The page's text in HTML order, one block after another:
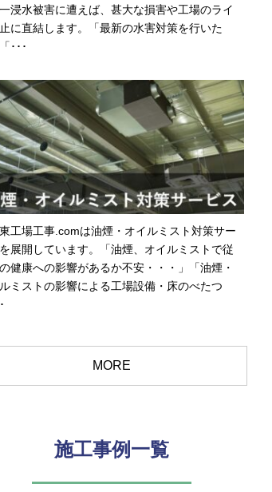
浸水被害に遭えば、甚大な損害や工場のライ
に直結します。「最新の水害対策を行いた
･･･
工場工事.comは油煙・オイルミスト対策サー
展開しています。「油煙、オイルミストで従
健康への影響があるか不安・・・」「油煙・
ミストの影響による工場設備・床のべたつ
MORE
施工事例一覧